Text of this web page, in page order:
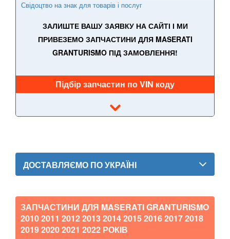
MAZDA
MERCEDES-BENZ
PEUGEOT keyboard_arrow_down
RENAULT keyboard_arrow_down
ROVER
Свідоцтво на знак для товарів і послуг
ЗАЛИШТЕ ВАШУ ЗАЯВКУ НА САЙТІ І МИ
ПРИВЕЗЕМО ЗАПЧАСТИНИ ДЛЯ MASERATI
GRANTURISMO ПІД ЗАМОВЛЕННЯ!
Підбір запчастин по VIN коду
ДОСТАВЛЯЄМО ПО УКРАЇНІ
ЗАПЧАСТИНИ ДЛЯ MASERATI GRANTURISMO
2010 2011 2012 2013 2014 2015 2016 2017 2018
2019 2020 2021 2022 РОКІВ